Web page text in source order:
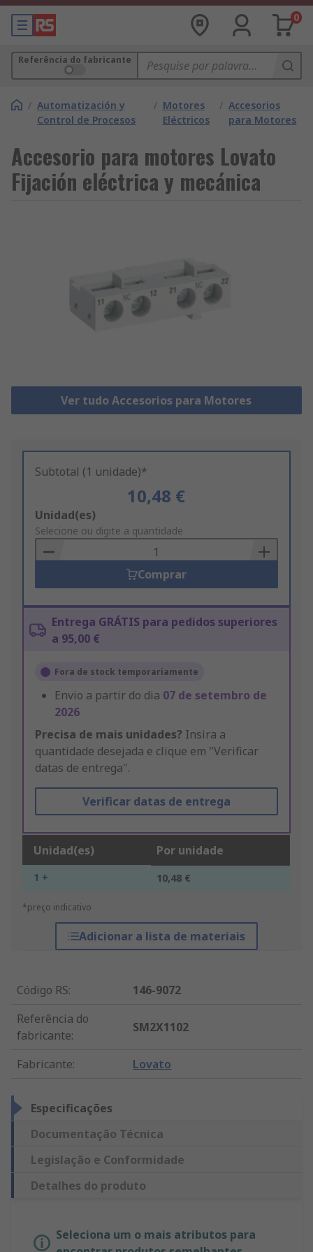
0
Referência do fabricante
/ Automatización y
Control de Procesos
/ Motores
Eléctricos
/ Accesorios
para Motores
Accesorio para motores Lovato
Fijación eléctrica y mecánica
Ver tudo Accesorios para Motores
Subtotal (1 unidade)*
10,48 €
Add
to
Basket
Unidad(es)
Selecione ou digite a quantidade
Comprar
Entrega GRÁTIS para pedidos superiores
a 95,00 €
Fora de stock temporariamente
Envio a partir do dia 07 de setembro de
2026
Precisa de mais unidades? Insira a
quantidade desejada e clique em "Verificar
datas de entrega".
Verificar datas de entrega
Unidad(es) Por unidade
1 + 10,48 €
*preço indicativo
Adicionar a lista de materiais
Código RS:
146-9072
Referência do
fabricante:
SM2X1102
Fabricante: Lovato
Especificações
Documentação Técnica
Legislação e Conformidade
Detalhes do produto
Seleciona um o mais atributos para